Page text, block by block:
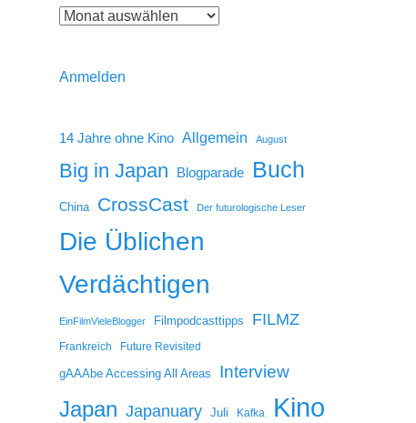
Anmelden
14 Jahre ohne Kino Allgemein August
Big in Japan Blogparade Buch
China CrossCast Der futurologische Leser
Die Üblichen
Verdächtigen
EinFilmVieleBlogger Filmpodcasttipps FILMZ
Frankreich Future Revisited
gAAAbe Accessing All Areas Interview
Japan Japanuary Juli Kafka Kino